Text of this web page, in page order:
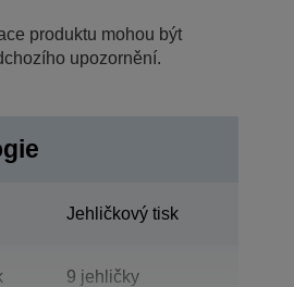
produktu mohou být
upozornění.
Jehličkový tisk
9 jehličky